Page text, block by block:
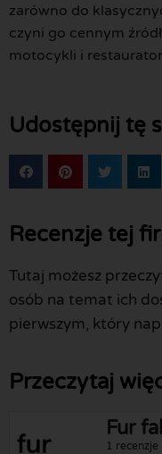
zarówno do
czyni go cennym
motocykli i
Udostępnij tę
Recenzje tej
Tutaj możesz
osób na temat ich
pierwszym, który
Przeczytaj
Fur
1 recenzje